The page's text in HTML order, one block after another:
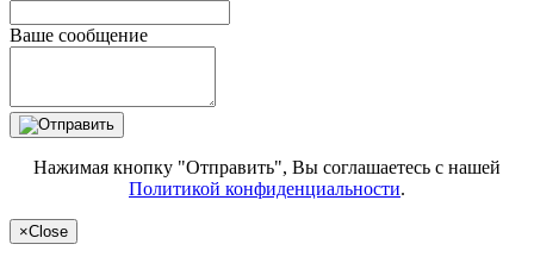
Ваше сообщение
Нажимая кнопку "Отправить", Вы соглашаетесь с нашей
Политикой конфиденциальности.
×Close